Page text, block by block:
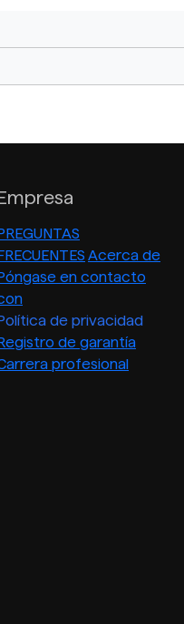
Acerca de
en contacto
de privacidad
de garantía
profesional